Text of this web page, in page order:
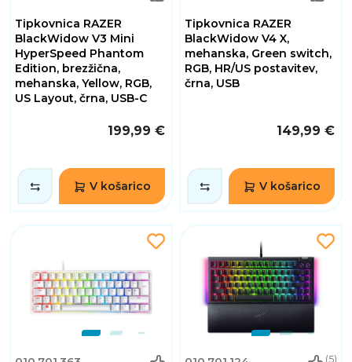
Tipkovnica RAZER
BlackWidow V3 Mini
HyperSpeed Phantom
Edition, brezžična,
mehanska, Yellow, RGB,
US Layout, črna, USB-C
199,99 €
V košarico
Tipkovnica RAZER
BlackWidow V4 X,
mehanska, Green switch,
RGB, HR/US postavitev,
črna, USB
149,99 €
V košarico
(5)